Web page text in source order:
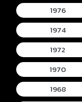
1976
1974
1972
1970
1968